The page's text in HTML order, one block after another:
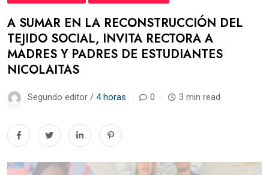
A SUMAR EN LA RECONSTRUCCIÓN DEL
TEJIDO SOCIAL, INVITA RECTORA A
MADRES Y PADRES DE ESTUDIANTES
NICOLAITAS
Segundo editor / 4 horas 0 3 min read